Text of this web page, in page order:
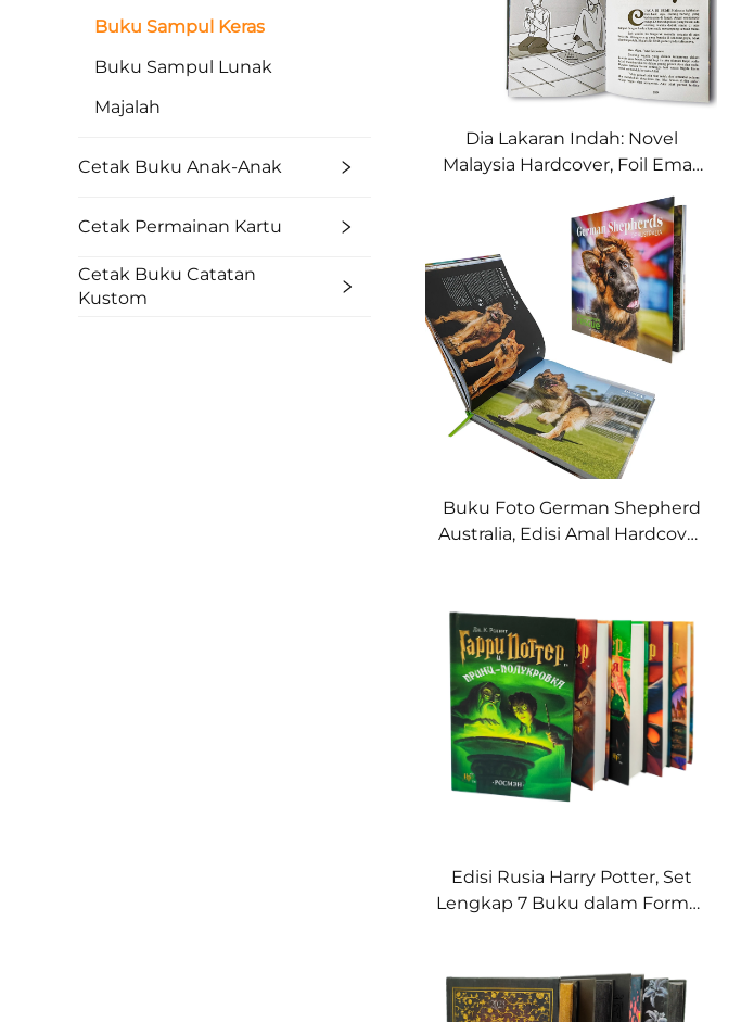
Buku Sampul Keras
Buku Sampul Lunak
Majalah
Cetak Buku Anak-Anak
Cetak Permainan Kartu
Cetak Buku Catatan
Kustom
Dia Lakaran Indah: Novel
Malaysia Hardcover, Foil Emas
Buku Foto German Shepherd
Australia, Edisi Amal Hardcover
Edisi Rusia Harry Potter, Set
Lengkap 7 Buku dalam Format